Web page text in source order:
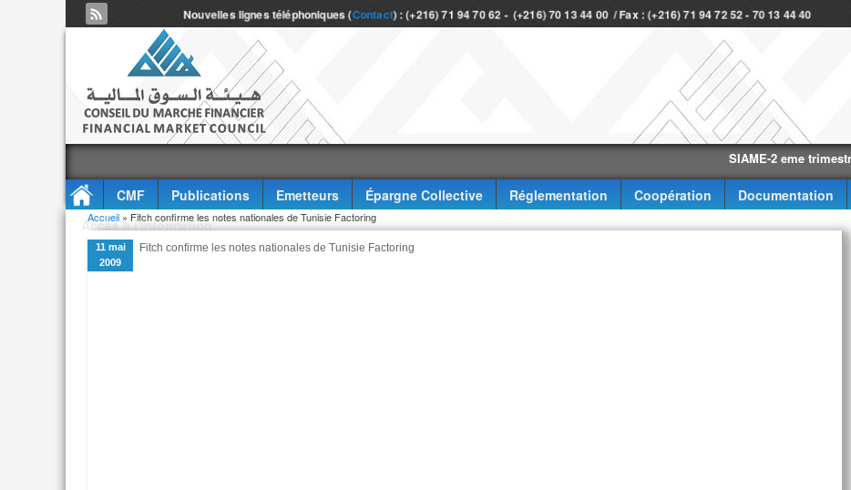
Nouvelles lignes téléphoniques (Contact) : (+216) 71 94 70 62 - (+216) 70 13 44 00 / Fax : (+216) 71 94 72 52 - 70 13 44 40
SIAME-2 eme trimestre-2026
CMF Publications Emetteurs Épargne Collective Réglementation Coopération Documentation
Accès à l'information
Vous êtes ici
Accueil » Fitch confirme les notes nationales de Tunisie Factoring
11 mai
2009
Fitch confirme les notes nationales de Tunisie Factoring